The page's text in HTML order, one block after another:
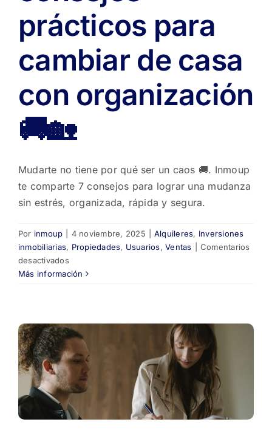
prácticos para
cambiar de casa
con organización
🚚🏡
Mudarte no tiene por qué ser un caos 🚚. Inmoup
te comparte 7 consejos para lograr una mudanza
sin estrés, organizada, rápida y segura.
Por inmoup 4 noviembre, 2025 Alquileres, Inversiones
inmobiliarias, Propiedades, Usuarios,Ventas
Comentarios
desactivadosen
Mudanza
consejos
prácticos
para
cambiar
casa
con
organización
Más información